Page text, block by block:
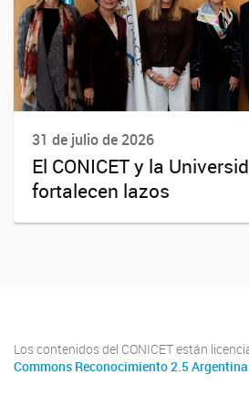
31 de julio de 2026
El CONICET y la
fortalecen lazos
Los contenidos del CONICET están
Commons Reconocimiento 2.5